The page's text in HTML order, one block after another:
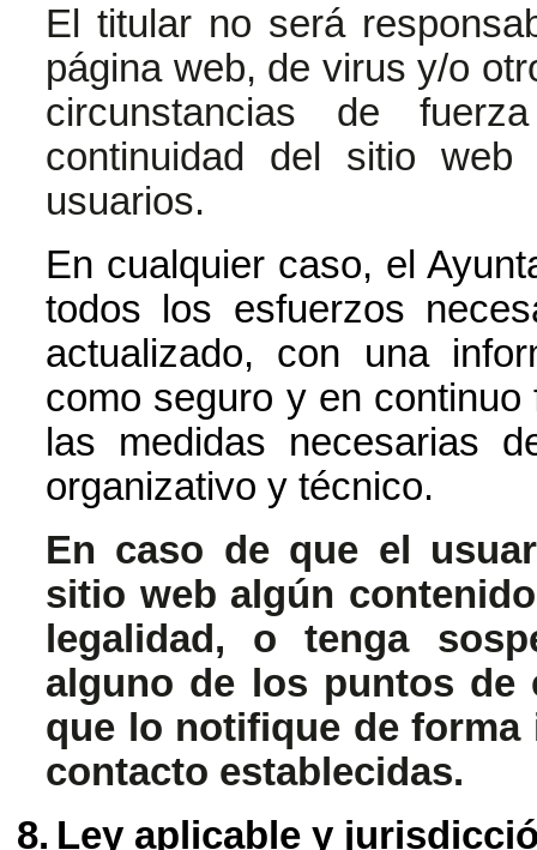
El titular no será
página web, de virus y/o
circunstancias de
continuidad del sitio
usuarios.
En cualquier caso, el
todos los esfuerzos
actualizado, con una
como seguro y en
las medidas necesarias
organizativo y técnico.
En caso de que el
sitio web algún
legalidad, o tenga
alguno de los puntos de
que lo notifique de forma
contacto establecidas.
8. Ley aplicable y